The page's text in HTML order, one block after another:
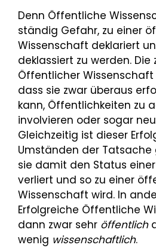
Denn Öffentliche
ständig Gefahr, zu einer
Wissenschaft deklariert
deklassiert zu werden.
Öffentlicher
dass sie zwar überaus
kann, Öffentlichkeiten zu
involvieren oder sogar
Gleichzeitig ist dieser
Umständen der Tatsache
sie damit den Status
verliert und so zu einer
Wissenschaft wird. In
Erfolgreiche Öffentliche
dann zwar sehr öffentlich
wenig wissenschaftlich.